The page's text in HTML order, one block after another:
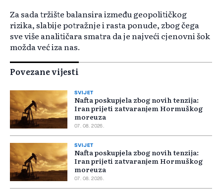
Za sada tržište balansira između geopolitičkog
rizika, slabije potražnje i rasta ponude, zbog čega
sve više analitičara smatra da je najveći cjenovni šok
možda već iza nas.
Povezane vijesti
SVIJET
Nafta poskupjela zbog novih tenzija:
Iran prijeti zatvaranjem Hormuškog
moreuza
07. 08. 2026.
SVIJET
Nafta poskupjela zbog novih tenzija:
Iran prijeti zatvaranjem Hormuškog
moreuza
07. 08. 2026.